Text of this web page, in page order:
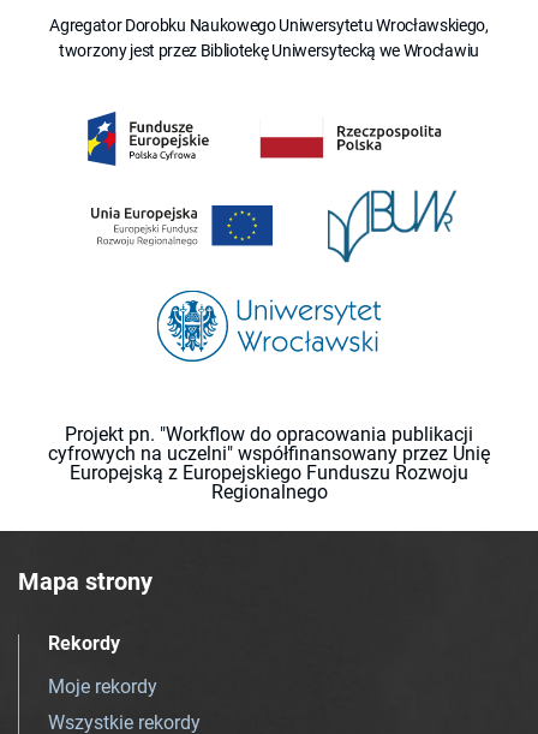
Agregator Dorobku Naukowego Uniwersytetu Wrocławskiego,
tworzony jest przez Bibliotekę Uniwersytecką we Wrocławiu
Projekt pn. "Workflow do opracowania publikacji
cyfrowych na uczelni" współfinansowany przez Unię
Europejską z Europejskiego Funduszu Rozwoju
Regionalnego
Mapa strony
Rekordy
Moje rekordy
Wszystkie rekordy